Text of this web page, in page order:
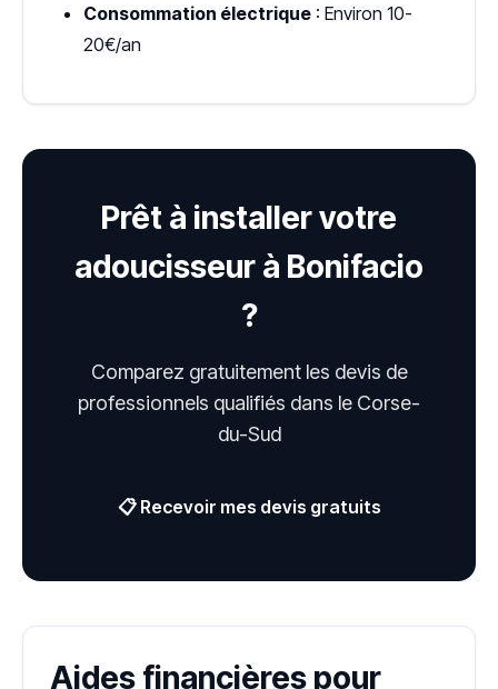
Consommation électrique : Environ 10-
20€/an
Prêt à installer votre
adoucisseur à Bonifacio
?
Comparez gratuitement les devis de
professionnels qualifiés dans le Corse-
du-Sud
📋 Recevoir mes devis gratuits
Aides financières pour